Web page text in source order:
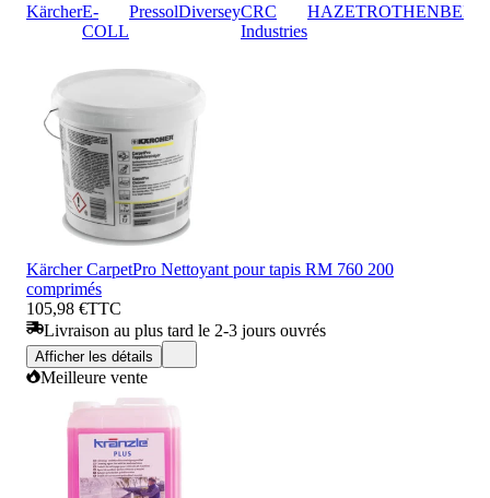
KärcherE-
COLL
PressolDiverseyCRC
Industries
HAZET
Kärcher CarpetPro Nettoyant pour tapis RM 760 200
comprimés
105,98 €TTC
Livraison au plus tard le 2-3 jours ouvrés
Afficher les détails
Meilleure vente